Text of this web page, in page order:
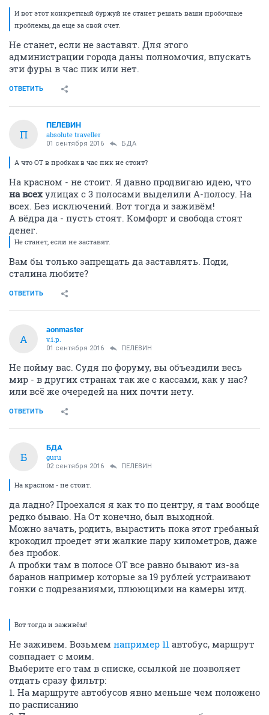
И вот этот конкретный буржуй не станет решать ваши пробочные
проблемы, да еще за свой счет.
Не станет, если не заставят. Для этого
администрации города даны полномочия, впускать
эти фуры в час пик или нет.
ОТВЕТИТЬ
П
ПЕЛЕВИН
absolute traveller
01 сентября 2016 БДА
А что ОТ в пробках в час пик не стоит?
На красном - не стоит. Я давно продвигаю идею, что
на всех улицах с 3 полосами выделили А-полосу. На
всех. Без исключений. Вот тогда и заживём!
А вёдра да - пусть стоят. Комфорт и свобода стоят
денег.
Не станет, если не заставят.
Вам бы только запрещать да заставлять. Поди,
сталина любите?
ОТВЕТИТЬ
A
aonmaster
v.i.p.
01 сентября 2016 ПЕЛЕВИН
Не пойму вас. Судя по форуму, вы объездили весь
мир - в других странах так же с кассами, как у нас?
или всё же очередей на них почти нету.
ОТВЕТИТЬ
Б
БДА
guru
02 сентября 2016 ПЕЛЕВИН
На красном - не стоит.
да ладно? Проехался я как то по центру, я там вообще
редко бываю. На От конечно, был выходной.
Можно зачать, родить, вырастить пока этот гребаный
крокодил проедет эти жалкие пару километров, даже
без пробок.
А пробки там в полосе ОТ все равно бывают из-за
баранов например которые за 19 рублей устраивают
гонки с подрезаниями, плюющими на камеры итд.
Вот тогда и заживём!
Не заживем. Возьмем например 11 автобус, маршрут
совпадает с моим.
Выберите его там в списке, ссылкой не позволяет
отдать сразу фильтр:
1. На маршруте автобусов явно меньше чем положено
по расписанию